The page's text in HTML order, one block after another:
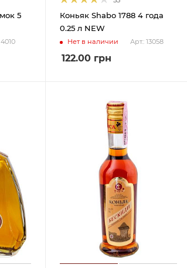
5
Коньяк Shabo 1788 4 года
0.25 л NEW
Нет в наличии Арт.: 13058
122.00 грн